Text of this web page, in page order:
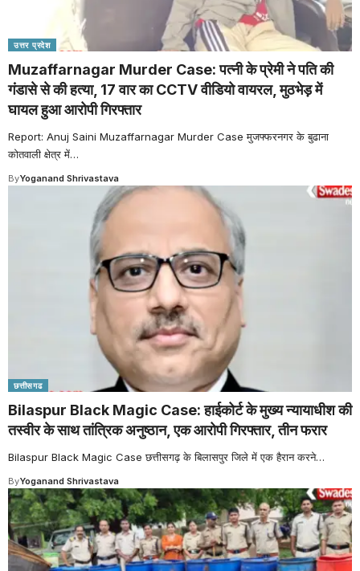
उत्तर प्रदेश
Muzaffarnagar Murder Case: पत्नी के प्रेमी ने पति की
गंडासे से की हत्या, 17 वार का CCTV वीडियो वायरल, मुठभेड़ में
घायल हुआ आरोपी गिरफ्तार
Report: Anuj Saini Muzaffarnagar Murder Case मुजफ्फरनगर के बुढाना
कोतवाली क्षेत्र में…
ByYoganand Shrivastava
छत्तीसगढ
Bilaspur Black Magic Case: हाईकोर्ट के मुख्य न्यायाधीश की
तस्वीर के साथ तांत्रिक अनुष्ठान, एक आरोपी गिरफ्तार, तीन फरार
Bilaspur Black Magic Case छत्तीसगढ़ के बिलासपुर जिले में एक हैरान करने…
ByYoganand Shrivastava